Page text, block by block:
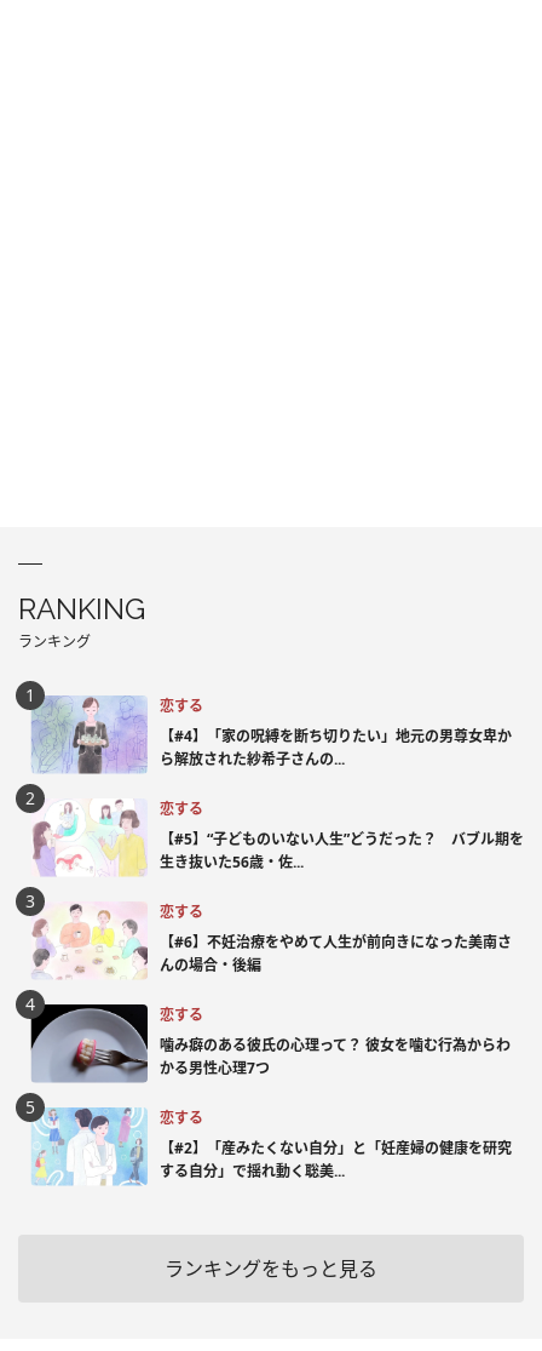
RANKING
ランキング
恋する
【#4】「家の呪縛を断ち切りたい」地元の男尊女卑か
ら解放された紗希子さんの...
恋する
【#5】“子どものいない人生”どうだった？ バブル期を
生き抜いた56歳・佐...
恋する
【#6】不妊治療をやめて人生が前向きになった美南さ
んの場合・後編
恋する
噛み癖のある彼氏の心理って？ 彼女を噛む行為からわ
かる男性心理7つ
恋する
【#2】「産みたくない自分」と「妊産婦の健康を研究
する自分」で揺れ動く聡美...
ランキングをもっと見る